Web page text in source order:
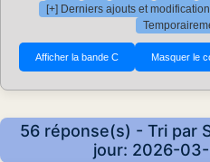
[+] Derniers ajouts et
56 réponse(s) - Tri par
jour: 2026-03-